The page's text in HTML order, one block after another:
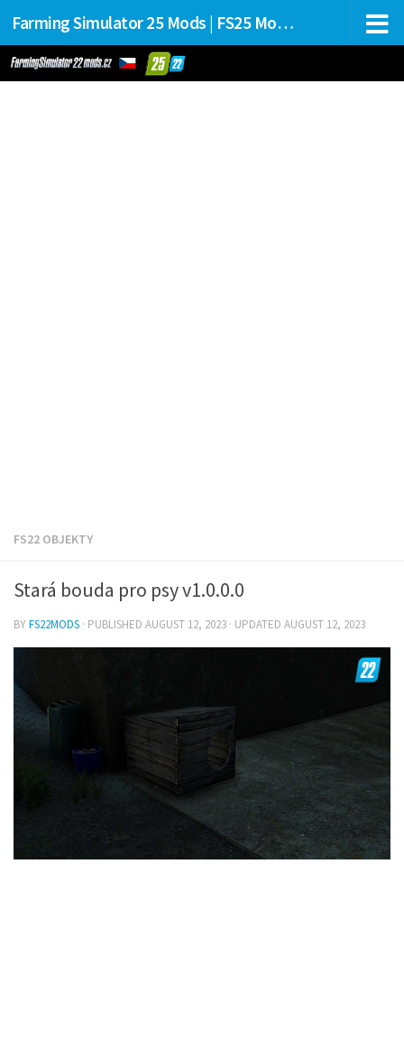
Farming Simulator 25 Mods | FS25 Mods Stahování
FS22 OBJEKTY
Stará bouda pro psy v1.0.0.0
BYFS22MODS · PUBLISHED AUGUST 12, 2023 · UPDATED AUGUST 12, 2023